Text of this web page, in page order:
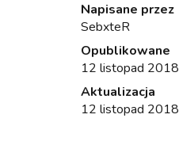
Napisane przez
SebxteR
Opublikowane
12 listopad 2018
Aktualizacja
12 listopad 2018